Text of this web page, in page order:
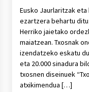
Eusko Jaurlaritzak
ezartzera behartu
Herriko jaietako
maiatzean. Txosnak
izendatzeko eskatu
eta 20.000 sinadura
txosnen diseinuek
atxikimendua […]